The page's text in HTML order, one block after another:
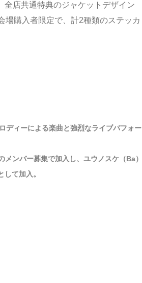
全店共通特典のジャケットデザイン
場購入者限定で、計2種類のステッカ
ディーによる楽曲と強烈なライブパフォー
ンバー募集で加入し、ユウノスケ（Ba）
て加入。